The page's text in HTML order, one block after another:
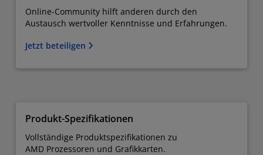
Online-Community hilft anderen durch den
Austausch wertvoller Kenntnisse und Erfahrungen.
Jetzt beteiligen
Produkt-Spezifikationen
Vollständige Produktspezifikationen zu
AMD Prozessoren und Grafikkarten.